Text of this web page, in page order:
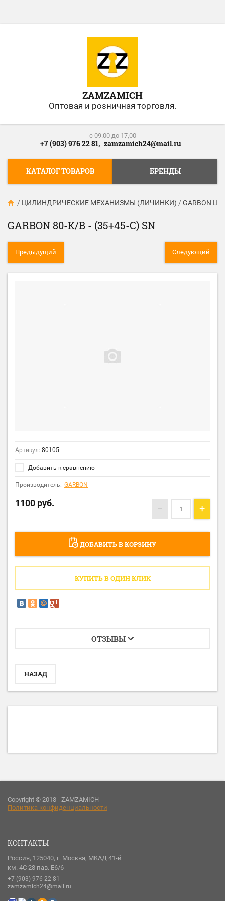
ZAMZAMICH
Оптовая и розничная торговля.
c 09.00 до 17,00
+7 (903) 976 22 81, zamzamich24@mail.ru
КАТАЛОГ ТОВАРОВ БРЕНДЫ
/ ЦИЛИНДРИЧЕСКИЕ МЕХАНИЗМЫ (ЛИЧИНКИ) / GARBON
GARBON 80-K/B - (35+45-C) SN
Предыдущий Следующий
Артикул: 80105
Добавить к сравнению
Производитель: GARBON
1100 руб. − +
ДОБАВИТЬ В КОРЗИНУ
КУПИТЬ В ОДИН КЛИК
ОТЗЫВЫ
НАЗАД
Copyright © 2018 - ZAMZAMICH
Политика конфиденциальности
КОНТАКТЫ
Россия, 125040, г. Москва, МКАД 41-й
км. 4С 28 пав. Е6/6
+7 (903) 976 22 81
zamzamich24@mail.ru